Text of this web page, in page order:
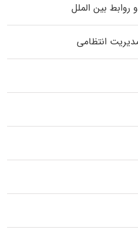
بین الملل
انتظامی